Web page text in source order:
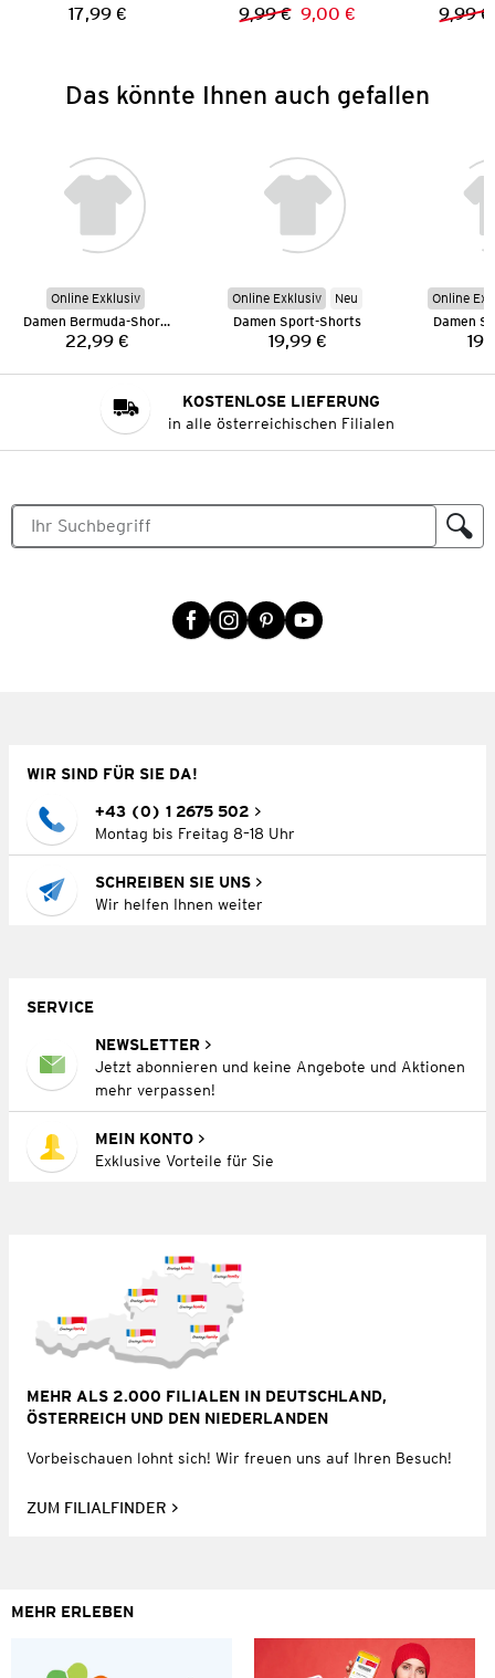
Preis:
17,99 € Vorheriger Preis:
9,99 € Neuer Preis:
9,00 € 9,99 €
Das könnte Ihnen auch gefallen
Online Exklusiv
Damen Bermuda-Shorts
Preis:
22,99 €
Online Exklusiv
Neu
Damen Sport-Shorts
Preis:
19,99 €
Online
Damen
KOSTENLOSE LIEFERUNG
in alle österreichischen Filialen
WIR SIND FÜR SIE DA!
+43 (0) 1 2675 502
Montag bis Freitag 8–18 Uhr
SCHREIBEN SIE UNS
Wir helfen Ihnen weiter
SERVICE
NEWSLETTER
Jetzt abonnieren und keine Angebote und Aktionen
mehr verpassen!
MEIN KONTO
Exklusive Vorteile für Sie
MEHR ALS 2.000 FILIALEN IN DEUTSCHLAND,
ÖSTERREICH UND DEN NIEDERLANDEN
Vorbeischauen lohnt sich! Wir freuen uns auf Ihren Besuch!
ZUM FILIALFINDER
MEHR ERLEBEN